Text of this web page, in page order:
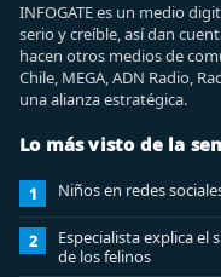
INFOGATE es un medio
serio y creíble, así dan
hacen otros medios de
Chile, MEGA, ADN Radio,
una alianza estratégica.
Lo más visto de la
1 Niños en redes
2
Especialista explica el
de los felinos